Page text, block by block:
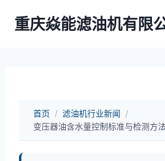
重庆焱能滤油机有限
首页 / 滤油机行业新闻 /
变压器油含水量控制标准与检测方